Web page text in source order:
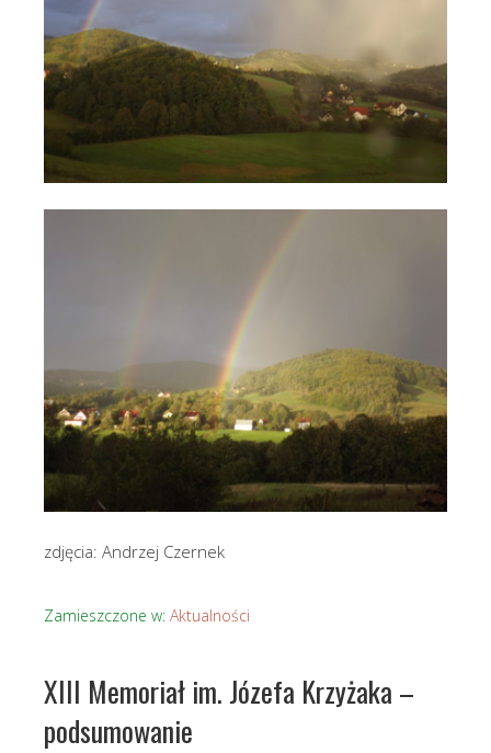
zdjęcia: Andrzej Czernek
Zamieszczone w: Aktualności
XIII Memoriał im. Józefa Krzyżaka –
podsumowanie